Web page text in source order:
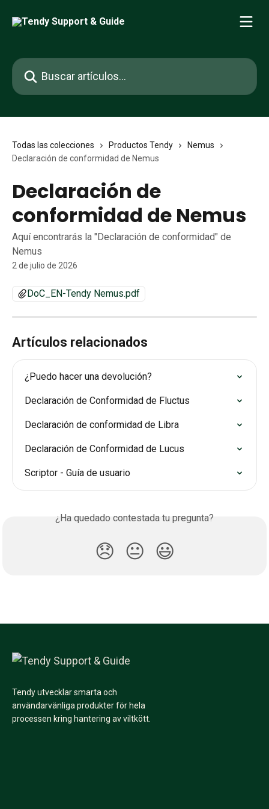
Buscar artículos...
Todas las colecciones Productos Tendy
Nemus
Declaración de conformidad de Nemus
Declaración de
conformidad de Nemus
Aquí encontrarás la "Declaración de conformidad" de
Nemus
2 de julio de 2026
DoC_EN-Tendy Nemus.pdf
Artículos relacionados
¿Puedo hacer una devolución?
Declaración de Conformidad de Fluctus
Declaración de conformidad de Libra
Declaración de Conformidad de Lucus
Scriptor - Guía de usuario
¿Ha quedado contestada tu pregunta?
😞 😐 😃
Tendy utvecklar smarta och
användarvänliga produkter för hela
processen kring hantering av viltkött.